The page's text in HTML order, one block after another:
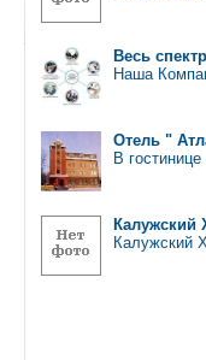
Весь
Наша
Отель "
В
Калужский
Калужский